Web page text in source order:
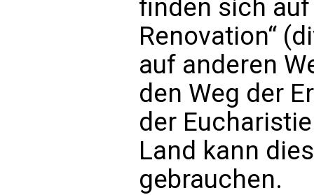
finden sich auf
Renovation“
auf anderen
den Weg der
der
Land kann
gebrauchen.